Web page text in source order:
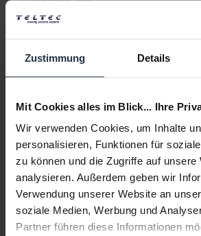
Zustimmung Details
Mit Cookies alles im Blick... Ihre
Wir verwenden Cookies, um Inhalte
personalisieren, Funktionen für
zu können und die Zugriffe auf unsere
analysieren. Außerdem geben wir
Verwendung unserer Website an
soziale Medien, Werbung und
Partner führen diese Informationen
Zubehör und Empfehlungen
Beratung
Medien
Infos zu Hersteller & Produktsicherheit
Folgende Infos zum Hersteller sind
Weitere Artikel von Hollyland